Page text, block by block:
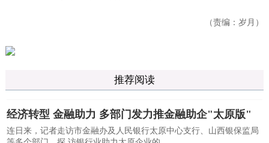
（责编：岁月）
推荐阅读
经济转型 金融助力 多部门发力推金融助企"太原版"
连日来，记者走访市金融办及人民银行太原中心支行、山西银保监局